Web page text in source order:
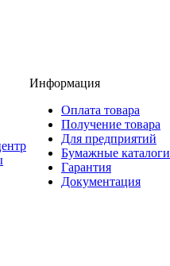
Информация
Оплата товара
Получение товара
Для предприятий
Бумажные каталоги
Гарантия
Документация